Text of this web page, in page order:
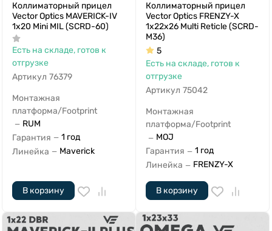
Коллиматорный прицел
Vector Optics MAVERICK-IV
1x20 Mini MIL (SCRD-60)
Есть на складе, готов к
отгрузке
Артикул 76379
Монтажная
платформа/Footprint
— RUM
Гарантия — 1 год
Линейка — Maverick
В корзину
Коллиматорный прицел
Vector Optics FRENZY-X
1x22x26 Multi Reticle (SCRD-
M36)
5
Есть на складе, готов к
отгрузке
Артикул 75042
Монтажная
платформа/Footprint
— MOJ
Гарантия — 1 год
Линейка — FRENZY-X
В корзину